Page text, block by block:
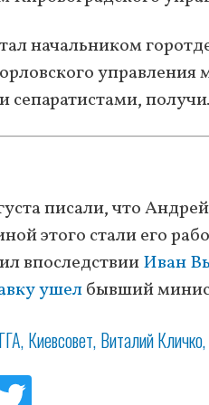
начальником
управления
сепаратистами,
писали, что
этого стали его
впоследствииИван
ушелбывший
Киевсовет Виталий Кличко